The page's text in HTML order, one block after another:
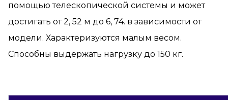
помощью телескопической системы и может
достигать от 2, 52 м до 6, 74. в зависимости от
модели. Характеризуются малым весом.
Способны выдержать нагрузку до 150 кг.